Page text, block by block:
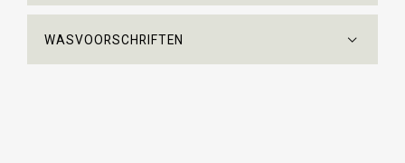
WASVOORSCHRIFTEN